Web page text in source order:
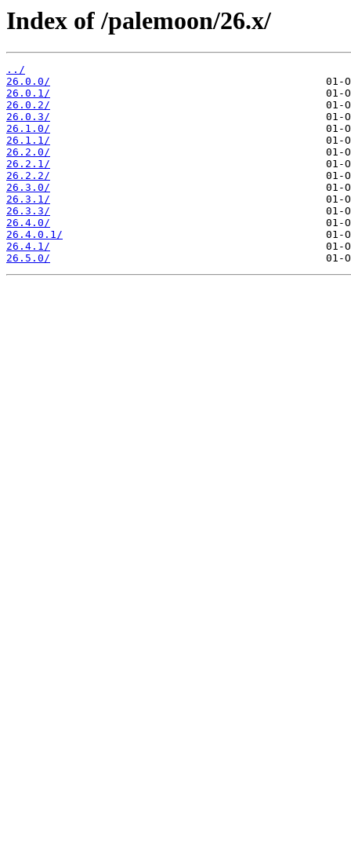
Index of /palemoon/26.x/
../
26.0.0/
26.0.1/
26.0.2/
26.0.3/
26.1.0/
26.1.1/
26.2.0/
26.2.1/
26.2.2/
26.3.0/
26.3.1/
26.3.3/
26.4.0/
26.4.0.1/
26.4.1/
26.5.0/